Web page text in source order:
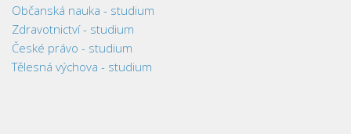
Občanská nauka - studium
Zdravotnictví - studium
České právo - studium
Tělesná výchova - studium